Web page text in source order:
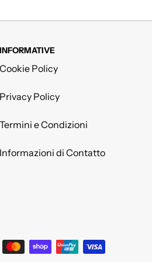
INFORMATIVE
Cookie Policy
Privacy Policy
Termini e Condizioni
Informazioni di Contatto